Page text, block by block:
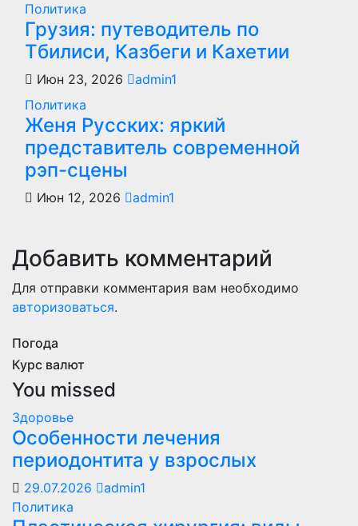
Политика
Грузия: путеводитель по
Тбилиси, Казбеги и Кахетии
Июн 23, 2026
admin1
Политика
Женя Русских: яркий
представитель современной
рэп-сцены
Июн 12, 2026 admin1
Добавить комментарий
Для отправки комментария вам необходимо
авторизоваться.
Погода
Курс валют
You missed
Здоровье
Особенности лечения
периодонтита у взрослых
29.07.2026
admin1
Политика